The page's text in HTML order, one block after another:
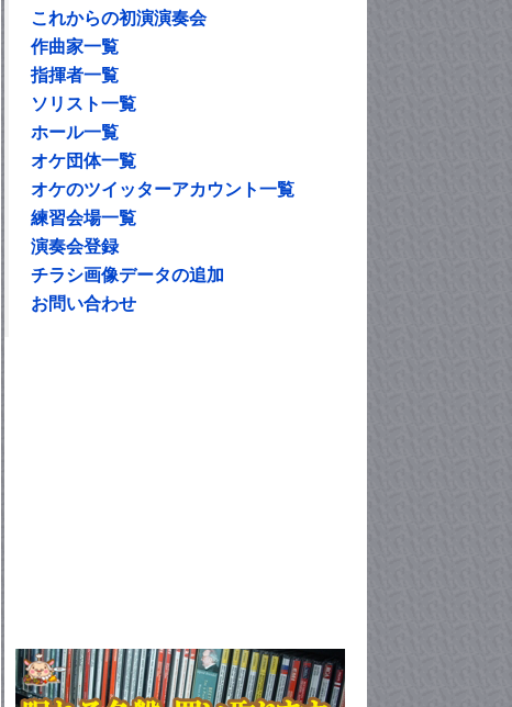
これからの初演演奏会
作曲家一覧
指揮者一覧
ソリスト一覧
ホール一覧
オケ団体一覧
オケのツイッターアカウント一覧
練習会場一覧
演奏会登録
チラシ画像データの追加
お問い合わせ